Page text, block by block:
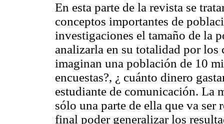
En esta parte de la revista se
conceptos importantes de
investigaciones el tamaño de la
analizarla en su totalidad por los
imaginan una población de 10
encuestas?, ¿ cuánto dinero
estudiante de comunicación. La
sólo una parte de ella que va ser
final poder generalizar los